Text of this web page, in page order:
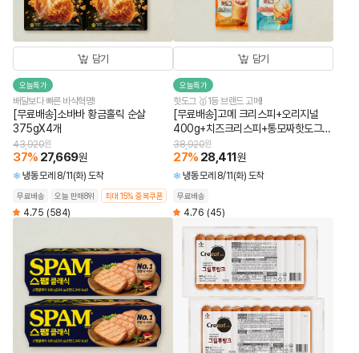
담기
오늘특가
배달보다 빠른 바삭혁명!
[무료배송]소바바 황금홀릭 순살
375gX4개
43,920원
37% 27,669원
냉동모레 8/11(화) 도착
무료배송 오늘 판매8위 최대 15% 중복쿠폰
4.75 (584)
담기
오늘특가
핫도그 🥇1등 브랜드 고메!
[무료배송]고메 크리스피+오리지널
400g+치즈크리스피+통모짜핫도그
340g (총 4개)
38,920원
27% 28,411원
냉동모레 8/11(화) 도착
무료배송
4.76 (45)